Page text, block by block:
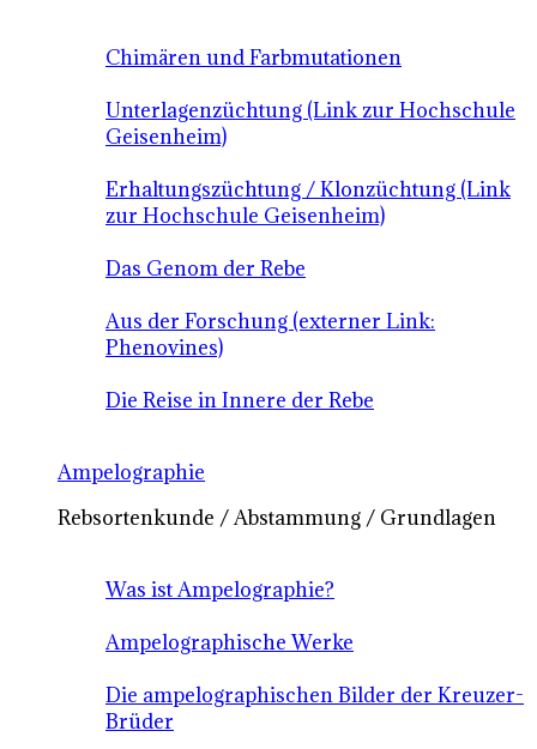
Chimären und Farbmutationen
Unterlagenzüchtung (Link zur Hochschule
Geisenheim)
Erhaltungszüchtung / Klonzüchtung (Link
zur Hochschule Geisenheim)
Das Genom der Rebe
Aus der Forschung (externer Link:
Phenovines)
Die Reise in Innere der Rebe
Ampelographie
Rebsortenkunde / Abstammung / Grundlagen
Was ist Ampelographie?
Ampelographische Werke
Die ampelographischen Bilder der Kreuzer-
Brüder